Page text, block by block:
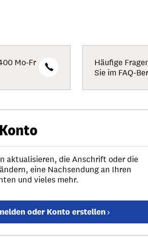
Mo-Fr
Häufige
Sie im FAQ-
aktualisieren, die Anschrift oder die
eine Nachsendung an Ihren
und vieles mehr.
oder Konto erstellen